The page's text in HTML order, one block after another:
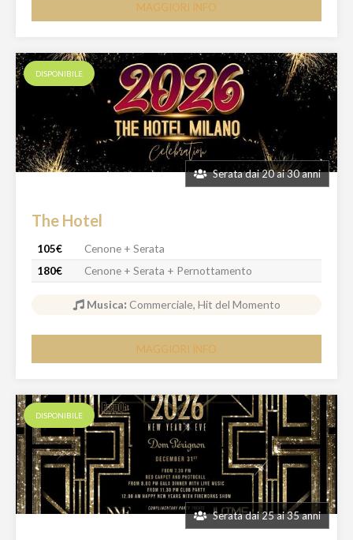
MAGGIORI INFO
Serata dai 20 ai 30 anni
DISPONIBILE
The Hotel
105€
Cenone + Serata
180€
Cenone + Serata + Pernottamento
Musica: Commerciale, Hit del Momento
MAGGIORI INFO
Serata dai 25 ai 35 anni
DISPONIBILE